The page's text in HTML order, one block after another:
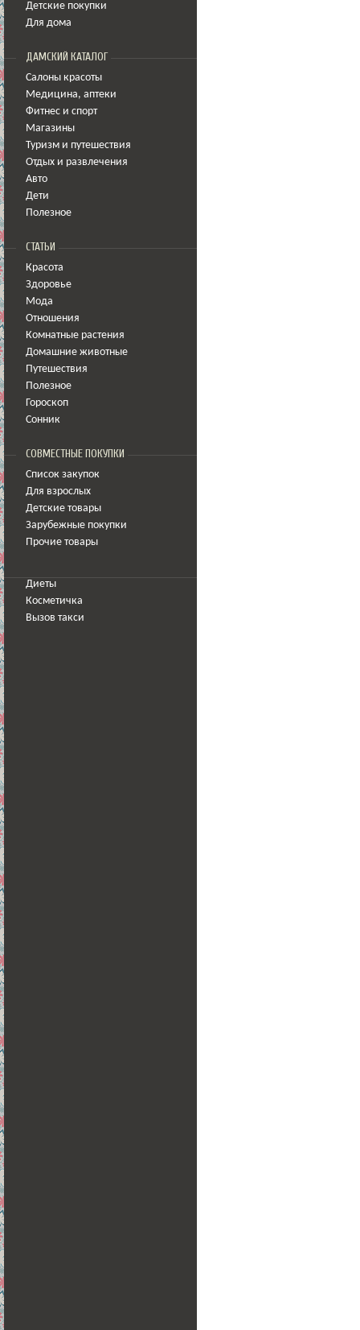
Детские покупки
Для дома
ДАМСКИЙ КАТАЛОГ
Салоны красоты
Медицина, аптеки
Фитнес и спорт
Магазины
Туризм и путешествия
Отдых и развлечения
Авто
Дети
Полезное
СТАТЬИ
Красота
Здоровье
Мода
Отношения
Комнатные растения
Домашние животные
Путешествия
Полезное
Гороскоп
Сонник
СОВМЕСТНЫЕ ПОКУПКИ
Список закупок
Для взрослых
Детские товары
Зарубежные покупки
Прочие товары
Диеты
Косметичка
Вызов такси